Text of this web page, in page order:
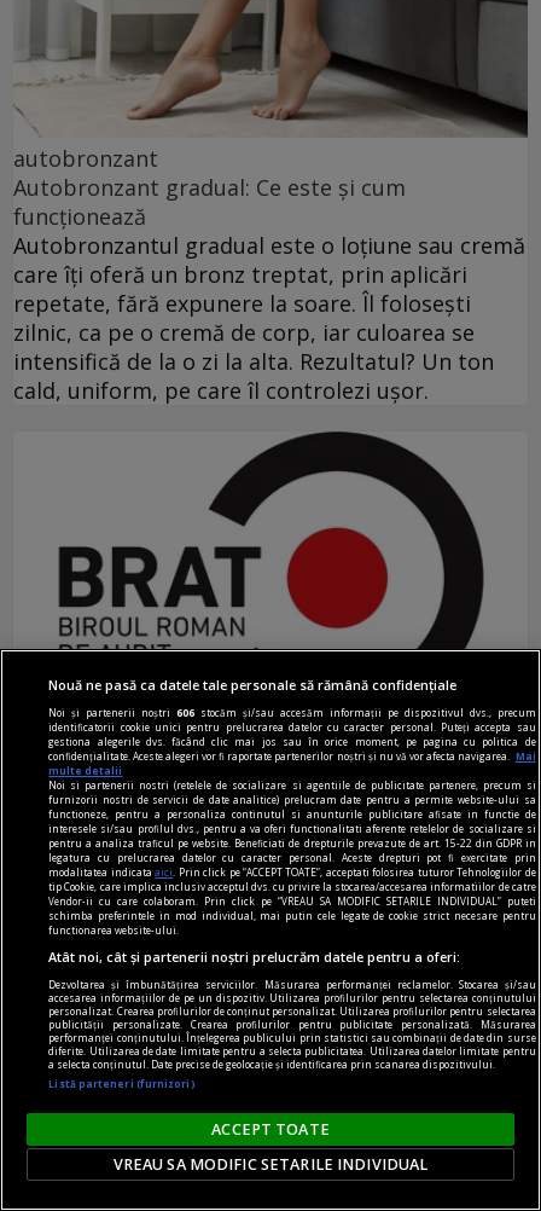
autobronzant
Autobronzant gradual: Ce este și cum
funcționează
Autobronzantul gradual este o loțiune sau cremă
care îți oferă un bronz treptat, prin aplicări
repetate, fără expunere la soare. Îl folosești
zilnic, ca pe o cremă de corp, iar culoarea se
intensifică de la o zi la alta. Rezultatul? Un ton
cald, uniform, pe care îl controlezi ușor.
comunicat
BRAT își prezintă poziția față de textul curent al
Digital Omnibus VII și atrage atenția asupra
importanței acestuia pentru sustenabilitatea și
libertatea presei
Biroul Român de Audit Transmedia (BRAT) își
exprimă poziția față de textul actual al Digital
Omnibus VII, propus de Președinția Cipriotă a
Consiliului Uniunii Europene în data de 21 mai
2026, si susține propunerea de excludere din
acest proiect de lege a prevederii privind
gestionarea ...
Nouă ne pasă ca datele tale personale să rămână confidențiale
Noi și partenerii noștri606 stocăm și/sau accesăm informații pe dispozitivul dvs., precum
identificatorii cookie unici pentru prelucrarea datelor cu caracter personal. Puteți accepta sau
gestiona alegerile dvs. făcând clic mai jos sau în orice moment, pe pagina cu politica de
confidențialitate. Aceste alegeri vor fi raportate partenerilor noștri și nu vă vor afecta navigarea.
Mai
multe detalii
Noi si partenerii nostri (retelele de socializare si agentiile de publicitate partenere, precum si
furnizorii nostri de servicii de date analitice) prelucram date pentru a permite website-ului sa
functioneze, pentru a personaliza continutul si anunturile publicitare afisate in functie de
interesele si/sau profilul dvs., pentru a va oferi functionalitati aferente retelelor de socializare si
pentru a analiza traficul pe website. Beneficiati de drepturile prevazute de art. 15-22 din GDPR in
legatura cu prelucrarea datelor cu caracter personal. Aceste drepturi pot fi exercitate prin
modalitatea indicataaici
. Prin click pe “ACCEPT TOATE”, acceptati folosirea tuturor Tehnologiilor de
tip Cookie, care implica inclusiv acceptul dvs. cu privire la stocarea/accesarea informatiilor de catre
Vendor-ii cu care colaboram. Prin click pe “VREAU SA MODIFIC SETARILE INDIVIDUAL” puteti
schimba preferintele in mod individual, mai putin cele legate de cookie strict necesare pentru
functionarea website-ului.
Atât noi, cât și partenerii noștri prelucrăm datele pentru a oferi:
Dezvoltarea și îmbunătățirea serviciilor. Măsurarea performanței reclamelor. Stocarea și/sau
accesarea informațiilor de pe un dispozitiv. Utilizarea profilurilor pentru selectarea conținutului
personalizat. Crearea profilurilor de conținut personalizat. Utilizarea profilurilor pentru selectarea
publicității personalizate. Crearea profilurilor pentru publicitate personalizată. Măsurarea
performanței conținutului. Înțelegerea publicului prin statistici sau combinații de date din surse
diferite. Utilizarea de date limitate pentru a selecta publicitatea. Utilizarea datelor limitate pentru
a selecta conținutul. Date precise de geolocație și identificarea prin scanarea dispozitivului.
Listă parteneri (furnizori)
ACCEPT TOATE
VREAU SA MODIFIC SETARILE INDIVIDUAL